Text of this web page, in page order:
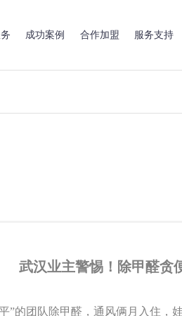
成功案例 合作加盟 服务支持
武汉业主警惕！除甲醛贪
”的团队除甲醛，通风俩月入住